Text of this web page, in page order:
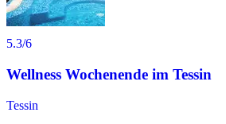
5.3/6
Wellness Wochenende im Tessin
Tessin